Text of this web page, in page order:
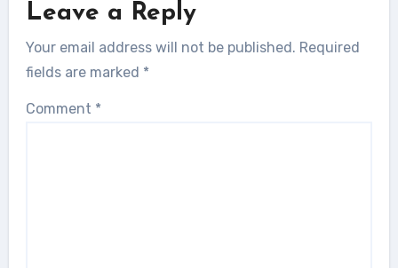
Leave a Reply
Your email address will not be published. Required
fields are marked *
Comment *